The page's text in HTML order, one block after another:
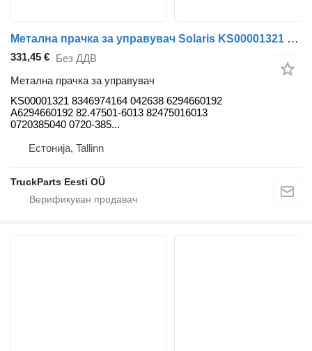
Метална прачка за управувач Solaris KS00001321 за автобус Solaris Urbino, Alpino, Vacanza (1999-)
331,45 € Без ДДВ
Метална прачка за управувач
KS00001321 8346974164 042638 6294660192
A6294660192 82.47501-6013 82475016013
0720385040 0720-385...
Естонија, Tallinn
TruckParts Eesti OÜ